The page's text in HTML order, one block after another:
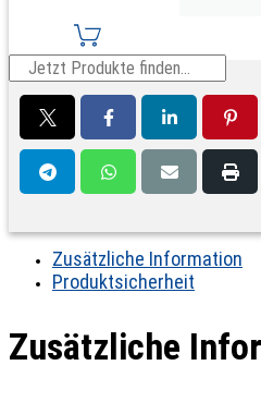
Teilen auf
Zusätzliche Information
Produktsicherheit
Zusätzliche